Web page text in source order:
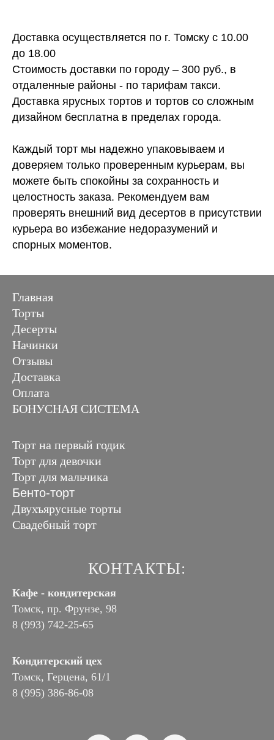
Доставка осуществляется по г. Томску с 10.00
до 18.00
Стоимость доставки по городу – 300 руб., в
отдаленные районы - по тарифам такси.
Доставка ярусных тортов и тортов со сложным
дизайном бесплатна в пределах города.
Каждый торт мы надежно упаковываем и
доверяем только проверенным курьерам, вы
можете быть спокойны за сохранность и
целостность заказа. Рекомендуем вам
проверять внешний вид десертов в присутствии
курьера во избежание недоразумений и
спорных моментов.
Главная
Торты
Десерты
Начинки
Отзывы
Доставка
Оплата
БОНУСНАЯ СИСТЕМА
Торт на первый годик
Торт для девочки
Торт для мальчика
Бенто-торт
Двухъярусные торты
Свадебный торт
КОНТАКТЫ:
Кафе - кондитерская
Томск, пр. Фрунзе, 98
8 (993) 742-25-65
Кондитерский цех
Томск, Герцена, 61/1
8 (995) 386-86-08